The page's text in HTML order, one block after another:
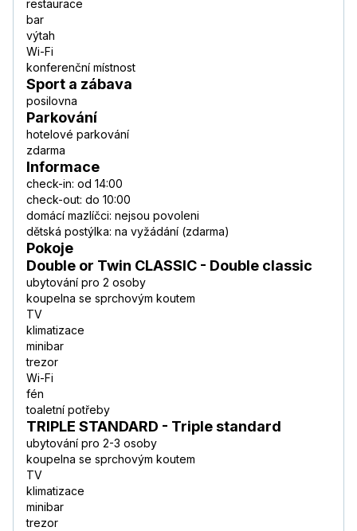
restaurace
bar
výtah
Wi-Fi
konferenční místnost
Sport a zábava
posilovna
Parkování
hotelové parkování
zdarma
Informace
check-in: od 14:00
check-out: do 10:00
domácí mazlíčci: nejsou povoleni
dětská postýlka: na vyžádání (zdarma)
Pokoje
Double or Twin CLASSIC - Double classic
ubytování pro 2 osoby
koupelna se sprchovým koutem
TV
klimatizace
minibar
trezor
Wi-Fi
fén
toaletní potřeby
TRIPLE STANDARD - Triple standard
ubytování pro 2-3 osoby
koupelna se sprchovým koutem
TV
klimatizace
minibar
trezor